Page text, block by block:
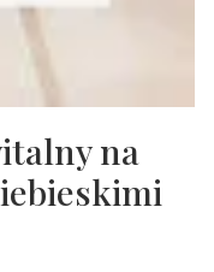
na